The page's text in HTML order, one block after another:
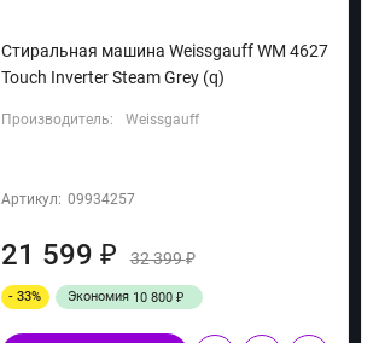
Cтиральная машина Weissgauff WM 4627
Touch Inverter Steam Grey (q)
Производитель: Weissgauff
Артикул: 09934257
21 599 ₽ 32 399₽
- 33% Экономия 10 800 ₽